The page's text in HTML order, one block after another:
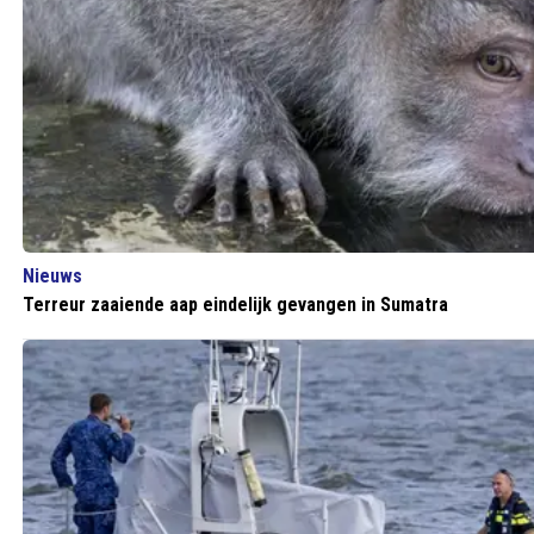
Nieuws
Terreur zaaiende aap eindelijk gevangen in Sumatra